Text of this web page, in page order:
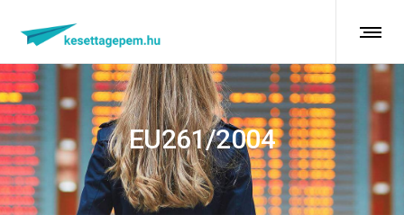
EU261/2004